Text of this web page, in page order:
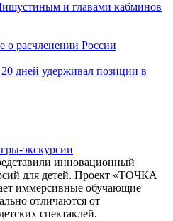
и главами кабминов
о расчленении России
дней удерживал позиции в
экскурсии
инновационный
для детей. Проект «ТОЧКА
иммерсивные обучающие
отличаются от
спектаклей.